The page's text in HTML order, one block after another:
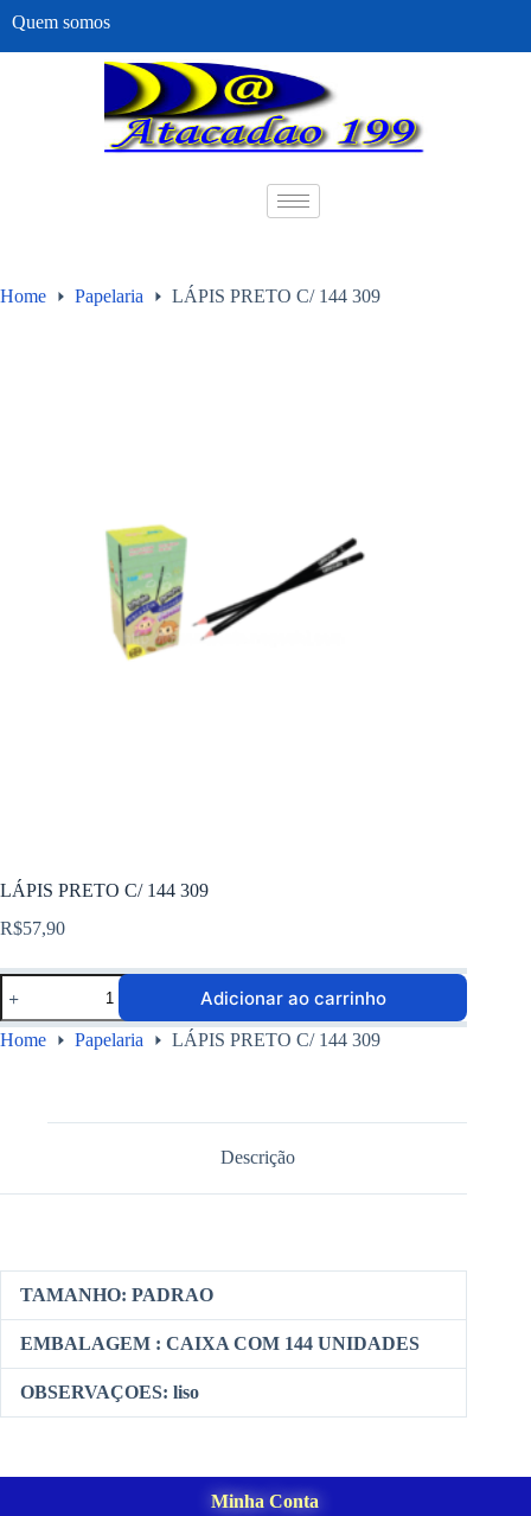
Quem somos
Home Papelaria LÁPIS PRETO C/ 144 309
LÁPIS PRETO C/ 144 309
R$57,90
Adicionar ao carrinho
Home Papelaria LÁPIS PRETO C/ 144 309
Descrição
TAMANHO: PADRAO
EMBALAGEM : CAIXA COM 144 UNIDADES
OBSERVAÇOES: liso
Minha Conta